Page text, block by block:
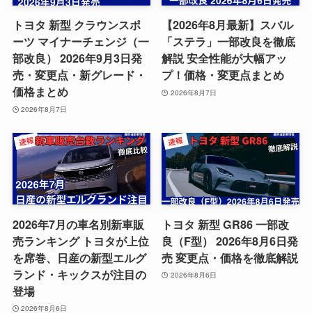
トヨタ 新型 クラウンスポ
ーツ マイナーチェンジ（一
部改良） 2026年9月3日発
売・変更点・新グレード・
価格まとめ
2026年8月7日
【2026年8月最新】スバル
「ステラ」一部改良を徹底
解説 安全性能が大幅アッ
プ！価格・変更点まとめ
2026年8月7日
2026年7月の車名別新車販
売ランキング トヨタが上位
を席巻、日産の新型エルグ
ランド・キックスが注目の
登場
2026年8月6日
トヨタ 新型 GR86 一部改
良（F型） 2026年8月6日発
売 変更点・価格を徹底解説
2026年8月6日